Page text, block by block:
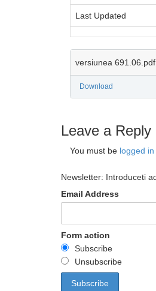
Last Updated
versiunea 691.06.pdf
Download
Leave a Reply
You must be logged in
Newsletter: Introduceti
Email Address
Form action
Subscribe
Unsubscribe